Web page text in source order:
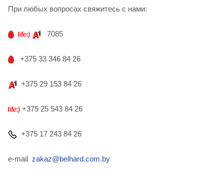
При любых вопросах свяжитесь с нами:
7085
+375 33 346 84 26
+375 29 153 84 26
+375 25 543 84 26
+375 17 243 84 26
e-mail zakaz@belhard.com.by